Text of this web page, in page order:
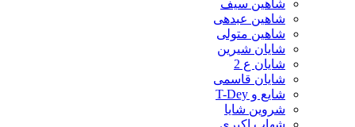
شاهین سیف
شاهین عبدهی
شاهین متولی
شایان شیرین
شایان ع 2
شایان قاسمی
شایع و T-Dey
شروین شایا